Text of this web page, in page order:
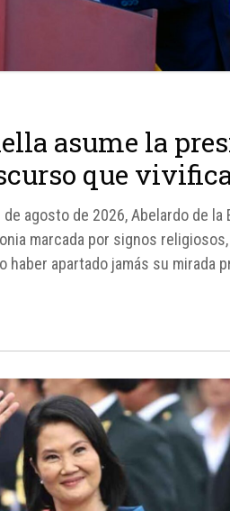
asume la
que
agosto de 2026, Abelardo de la
marcada por signos
haber apartado jamás su mirada